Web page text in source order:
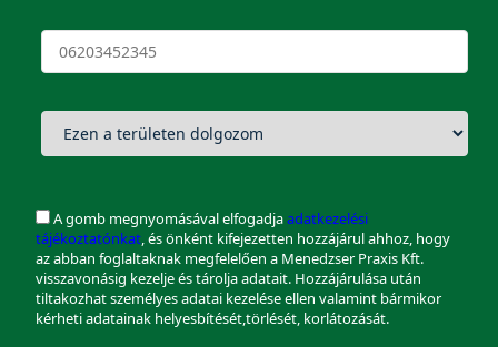
A gomb megnyomásával elfogadjaadatkezelési
tájékoztatónkat, és önként kifejezetten hozzájárul ahhoz, hogy
az abban foglaltaknak megfelelően a Menedzser Praxis Kft.
visszavonásig kezelje és tárolja adatait. Hozzájárulása után
tiltakozhat személyes adatai kezelése ellen valamint bármikor
kérheti adatainak helyesbítését,törlését, korlátozását.